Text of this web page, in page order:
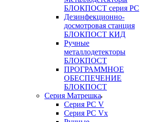
БЛОКПОСТ серия РС
Дезинфекционно-
досмотровая станция
БЛОКПОСТ КИД
Ручные
металлодетекторы
БЛОКПОСТ
ПРОГРАММНОЕ
ОБЕСПЕЧЕНИЕ
БЛОКПОСТ
Серия Матрешка
Серия PC V
Серия PC Vx